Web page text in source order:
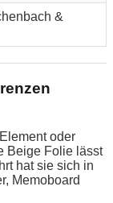
&
oder
Beige Folie lässt
hat sie sich in
Memoboard